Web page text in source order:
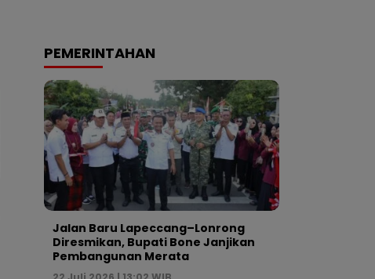
PEMERINTAHAN
Jalan Baru Lapeccang–Lonrong
Diresmikan, Bupati Bone Janjikan
Pembangunan Merata